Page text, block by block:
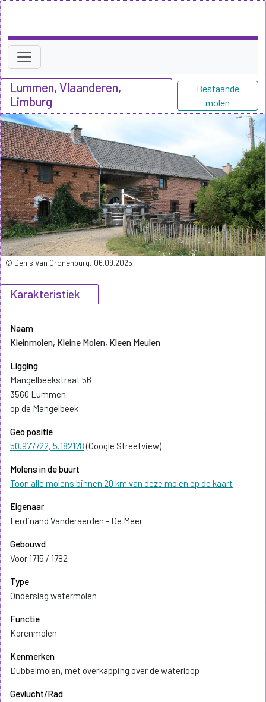
Lummen, Vlaanderen,
Limburg
Bestaande
molen
Karakteristiek
Naam
Kleinmolen, Kleine Molen, Kleen Meulen
Ligging
Mangelbeekstraat 56
3560 Lummen
op de Mangelbeek
Geo positie
50.977722, 5.182178(Google Streetview)
Molens in de buurt
Toon alle molens binnen 20 km van deze molen op de kaart
Eigenaar
Ferdinand Vanderaerden - De Meer
Gebouwd
Voor 1715 / 1782
Type
Onderslag watermolen
Functie
Korenmolen
Kenmerken
Dubbelmolen, met overkapping over de waterloop
Gevlucht/Rad
© Denis Van Cronenburg, 06.09.2025